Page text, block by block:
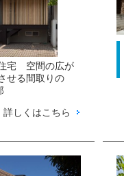
宅 空間の広が
せる間取りの
詳しくはこちら